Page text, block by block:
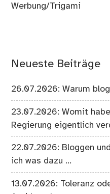
Werbung/Trigami
Neueste Beiträge
26.07.2026: Warum
23.07.2026: Womit
Regierung eigentlich
22.07.2026: Bloggen
ich was dazu …
13.07.2026: Toleranz